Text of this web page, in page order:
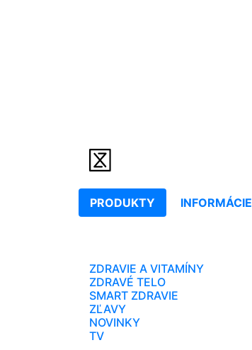
PRODUKTY INFORMÁCIE
ZDRAVIE A VITAMÍNY
ZDRAVÉ TELO
SMART ZDRAVIE
ZĽAVY
NOVINKY
TV